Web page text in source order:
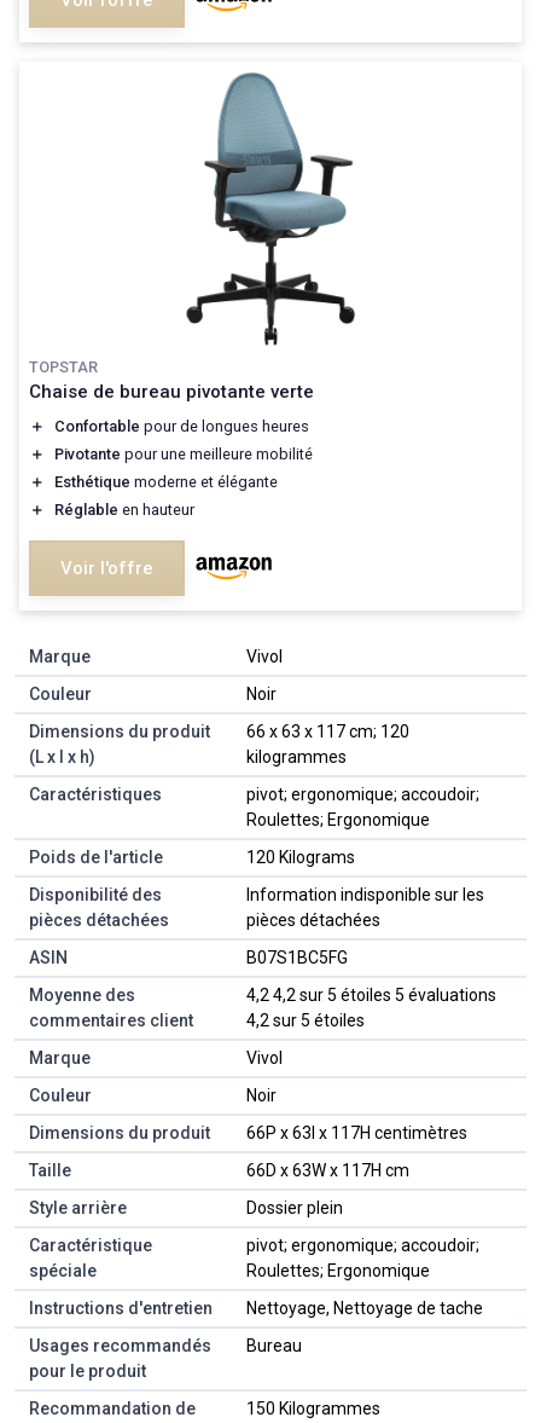
TOPSTAR
Chaise de bureau pivotante verte
＋ Confortable pour de longues heures
＋
Pivotante pour une meilleure mobilité
＋
Esthétique moderne et élégante
＋
Réglable en hauteur
Voir l'offre
Marque
‎Vivol
Couleur
‎Noir
Dimensions du produit
(L x l x h)
‎66 x 63 x 117 cm; 120
kilogrammes
Caractéristiques
‎pivot; ergonomique; accoudoir;
Roulettes; Ergonomique
Poids de l'article
‎120 Kilograms
Disponibilité des
pièces détachées
‎Information indisponible sur les
pièces détachées
ASIN
B07S1BC5FG
Moyenne des
commentaires client
4,2 4,2 sur 5 étoiles 5 évaluations
4,2 sur 5 étoiles
Marque
Vivol
Couleur
Noir
Dimensions du produit
66P x 63l x 117H centimètres
Taille
66D x 63W x 117H cm
Style arrière
Dossier plein
Caractéristique
spéciale
pivot; ergonomique; accoudoir;
Roulettes; Ergonomique
Instructions d'entretien
Nettoyage, Nettoyage de tache
Usages recommandés
pour le produit
Bureau
Recommandation de
150 Kilogrammes